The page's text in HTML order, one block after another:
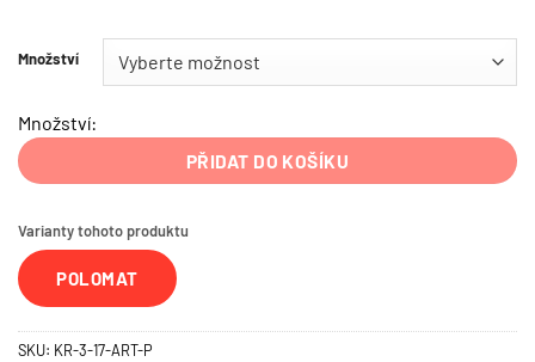
Množství
Množství:
PŘIDAT DO KOŠÍKU
Varianty tohoto produktu
POLOMAT
SKU: KR-3-17-ART-P